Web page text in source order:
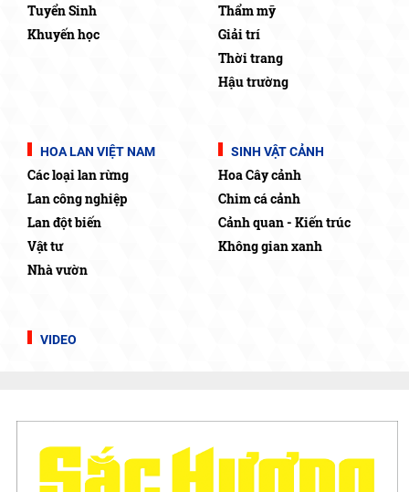
Tuyển Sinh
Khuyến học
Thẩm mỹ
Giải trí
Thời trang
Hậu trường
HOA LAN VIỆT NAM
Các loại lan rừng
Lan công nghiệp
Lan đột biến
Vật tư
Nhà vườn
SINH VẬT CẢNH
Hoa Cây cảnh
Chim cá cảnh
Cảnh quan - Kiến trúc
Không gian xanh
VIDEO